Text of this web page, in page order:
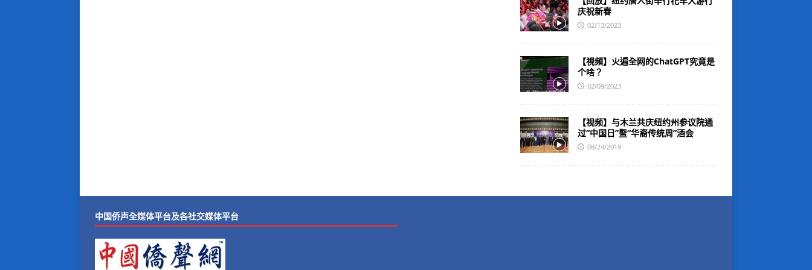
庆祝新春
02/13/2023
【視頻】火遍全网的ChatGPT究竟是
个啥？
02/09/2023
【视频】与木兰共庆纽约州参议院通
过“中国日”暨“华裔传统周”酒会
08/24/2019
中国侨声全媒体平台及各社交媒体平台